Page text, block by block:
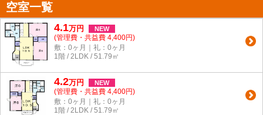
空室一覧
4.1万円 NEW
(管理費・共益費 4,400円)
敷：0ヶ月｜礼：0ヶ月
1階 / 2LDK / 51.79㎡
4.2万円 NEW
(管理費・共益費 4,400円)
敷：0ヶ月｜礼：0ヶ月
1階 / 2LDK / 51.79㎡